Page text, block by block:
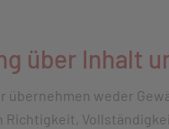
über Inhalt
weder